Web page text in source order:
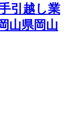
引越し業
山県岡山